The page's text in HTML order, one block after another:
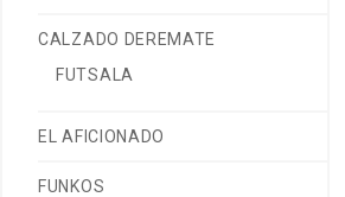
CALZADO DEREMATE
FUTSALA
EL AFICIONADO
FUNKOS